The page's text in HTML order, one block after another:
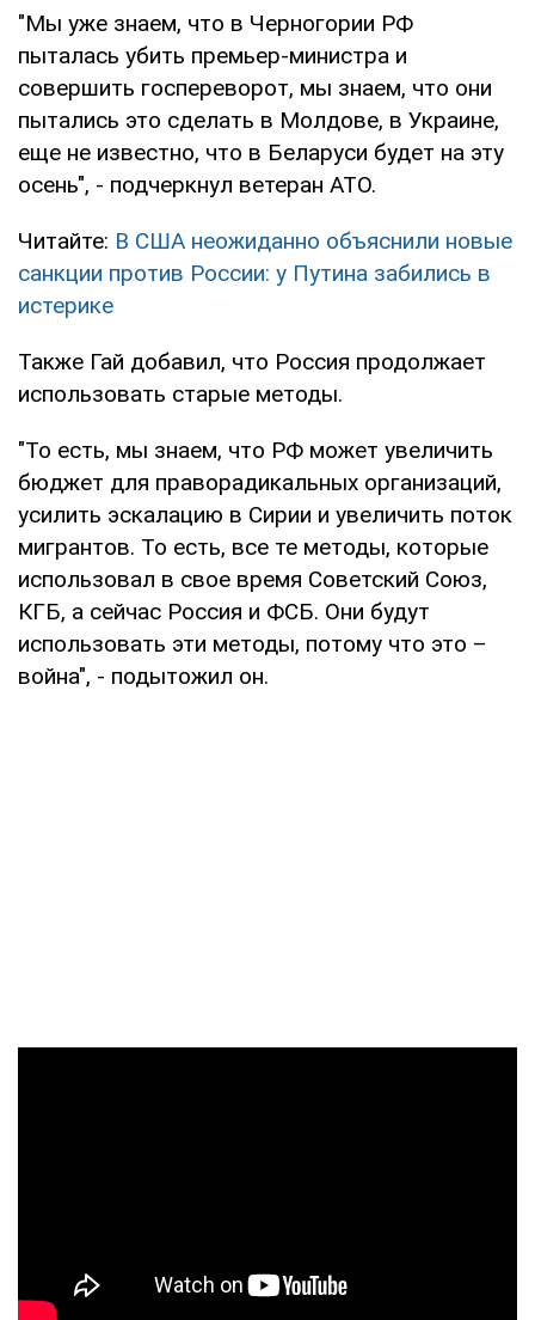
"Мы уже знаем, что в Черногории РФ
пыталась убить премьер-министра и
совершить госпереворот, мы знаем, что они
пытались это сделать в Молдове, в Украине,
еще не известно, что в Беларуси будет на эту
осень", - подчеркнул ветеран АТО.
Читайте: В США неожиданно объяснили новые
санкции против России: у Путина забились в
истерике
Также Гай добавил, что Россия продолжает
использовать старые методы.
"То есть, мы знаем, что РФ может увеличить
бюджет для праворадикальных организаций,
усилить эскалацию в Сирии и увеличить поток
мигрантов. То есть, все те методы, которые
использовал в свое время Советский Союз,
КГБ, а сейчас Россия и ФСБ. Они будут
использовать эти методы, потому что это –
война", - подытожил он.